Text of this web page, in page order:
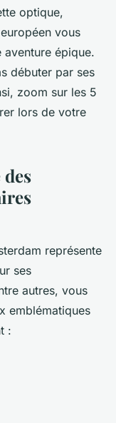
optique,
vous
épique.
débuter par ses
zoom sur les 5
lors de votre
représente
ses
autres, vous
emblématiques
: